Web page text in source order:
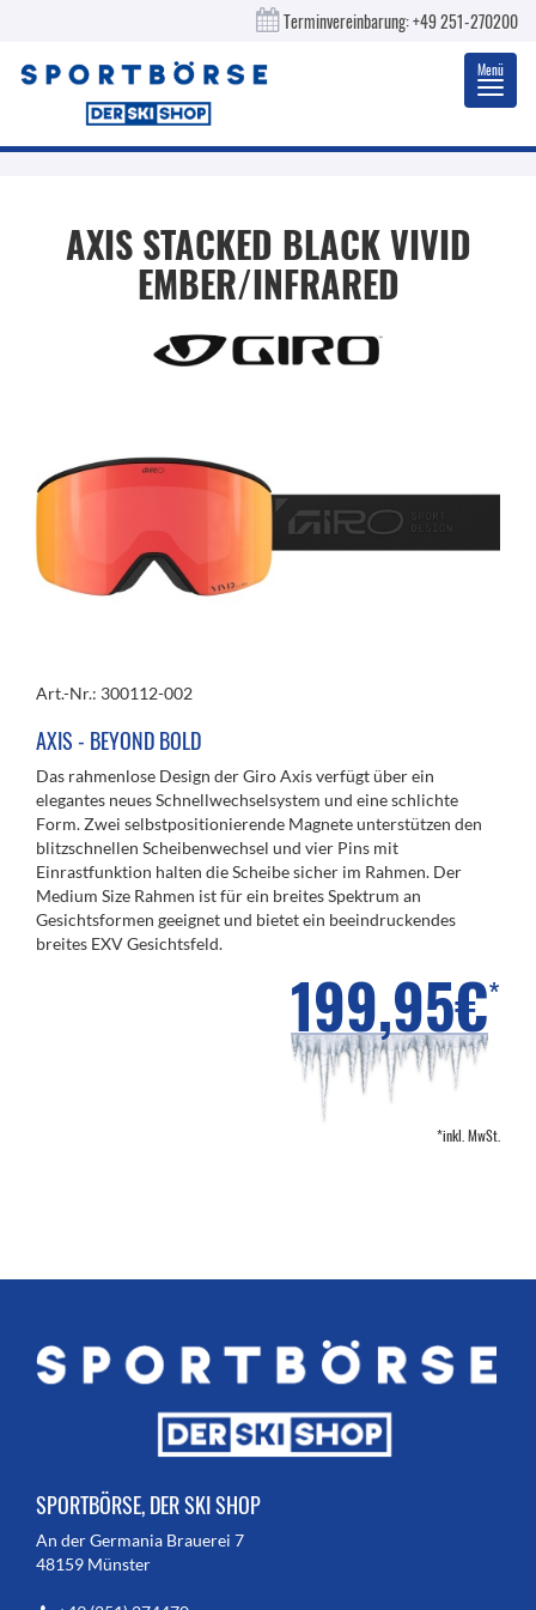
Terminvereinbarung:+49 251-270200
Menü
AXIS STACKED BLACK VIVID
EMBER/INFRARED
Art.-Nr.: 300112-002
AXIS - BEYOND BOLD
Das rahmenlose Design der Giro Axis verfügt über ein
elegantes neues Schnellwechselsystem und eine schlichte
Form. Zwei selbstpositionierende Magnete unterstützen den
blitzschnellen Scheibenwechsel und vier Pins mit
Einrastfunktion halten die Scheibe sicher im Rahmen. Der
Medium Size Rahmen ist für ein breites Spektrum an
Gesichtsformen geeignet und bietet ein beeindruckendes
breites EXV Gesichtsfeld.
199,95€*
*inkl. MwSt.
SPORTBÖRSE, DER SKI SHOP
An der Germania Brauerei 7
48159 Münster